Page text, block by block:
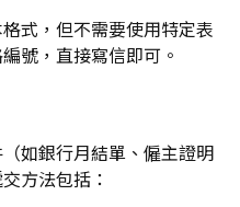
式，但不需要使用特定表
號，直接寫信即可。
如銀行月結單、僱主證明
方法包括：